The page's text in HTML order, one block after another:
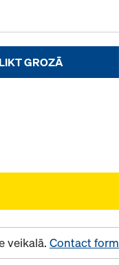
GROZĀ
veikalā. Contact form